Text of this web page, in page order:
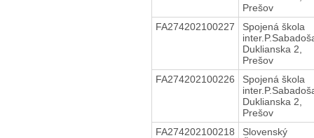
Prešov
FA274202100227
Spojená škola
Duklianska 2,
Prešov
FA274202100226
Spojená škola
Duklianska 2,
Prešov
FA274202100218
Slovenský